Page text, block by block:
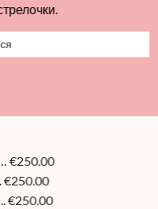
€250.00
€250.00